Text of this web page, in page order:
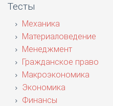
Тесты
Механика
Материаловедение
Менеджмент
Гражданское право
Макроэкономика
Экономика
Финансы